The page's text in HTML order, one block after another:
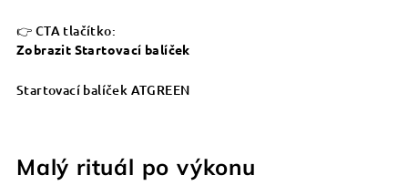
👉 CTA tlačítko:
Zobrazit Startovací balíček
Startovací balíček ATGREEN
Malý rituál po výkonu